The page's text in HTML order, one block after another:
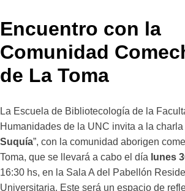
Encuentro con la
Comunidad
de La Toma
La Escuela de Bibliotecología de la
Humanidades de la UNC invita a la charla
Suquía”, con la comunidad aborigen
Toma, que se llevará a cabo el día lunes
16:30 hs, en la Sala A del Pabellón
Universitaria. Este será un espacio de